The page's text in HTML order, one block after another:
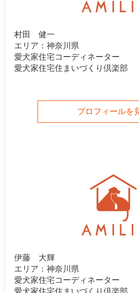
村田 健一
エリア：神奈川県
愛犬家住宅コーディネーター
愛犬家住宅住まいづくり倶楽部
プロフィールを
伊藤 大輝
エリア：神奈川県
愛犬家住宅コーディネーター